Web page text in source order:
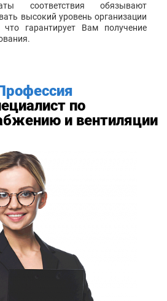
соответствия обязывают
высокий уровень организации
гарантирует Вам получение
по
и вентиляции